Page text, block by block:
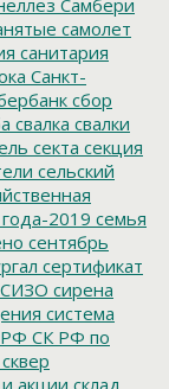
самолет
санитария
Санкт-
сбор
свалка свалки
секта секция
сельский
2019 семья
сентябрь
сертификат
СИЗО сирена
система
СК РФ по
сквер
акции склад